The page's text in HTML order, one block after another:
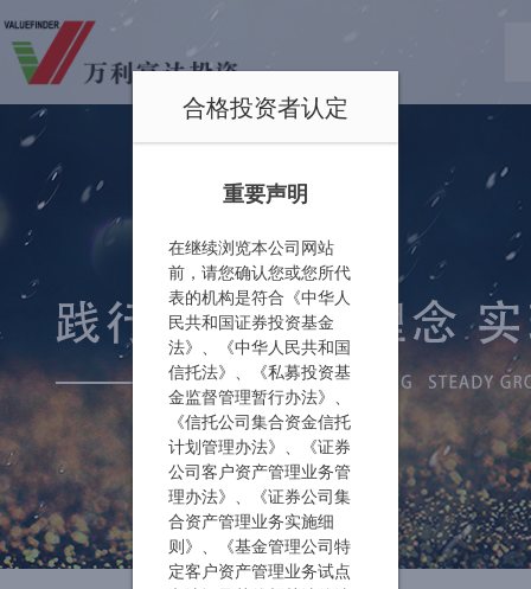
合格投资者认定
重要声明
在继续浏览本公司网站
前，请您确认您或您所代
表的机构是符合《中华人
民共和国证券投资基金
法》、《中华人民共和国
信托法》、《私募投资基
金监督管理暂行办法》、
《信托公司集合资金信托
计划管理办法》、《证券
公司客户资产管理业务管
理办法》、《证券公司集
合资产管理业务实施细
则》、《基金管理公司特
定客户资产管理业务试点